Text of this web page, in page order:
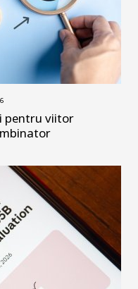
pentru viitor